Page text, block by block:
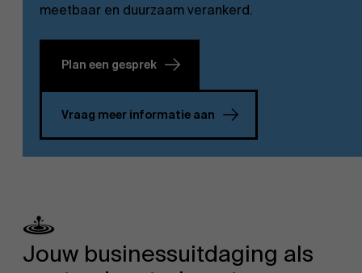
meetbaar en duurzaam verankerd.
Plan een gesprek
Vraag meer informatie aan
Jouw businessuitdaging als
Tel
Meeting
Plan een intakegesprek
Wil je meer weten?